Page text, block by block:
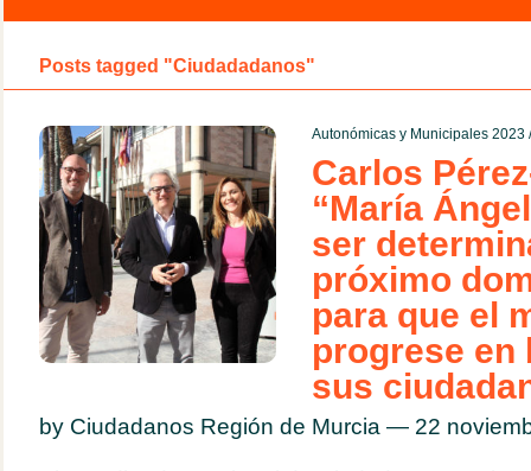
Posts tagged "Ciudadadanos"
Autonómicas y Municipales 2023
Carlos
“María
ser
próximo
para que el
progrese en
sus
by Ciudadanos Región de Murcia — 22